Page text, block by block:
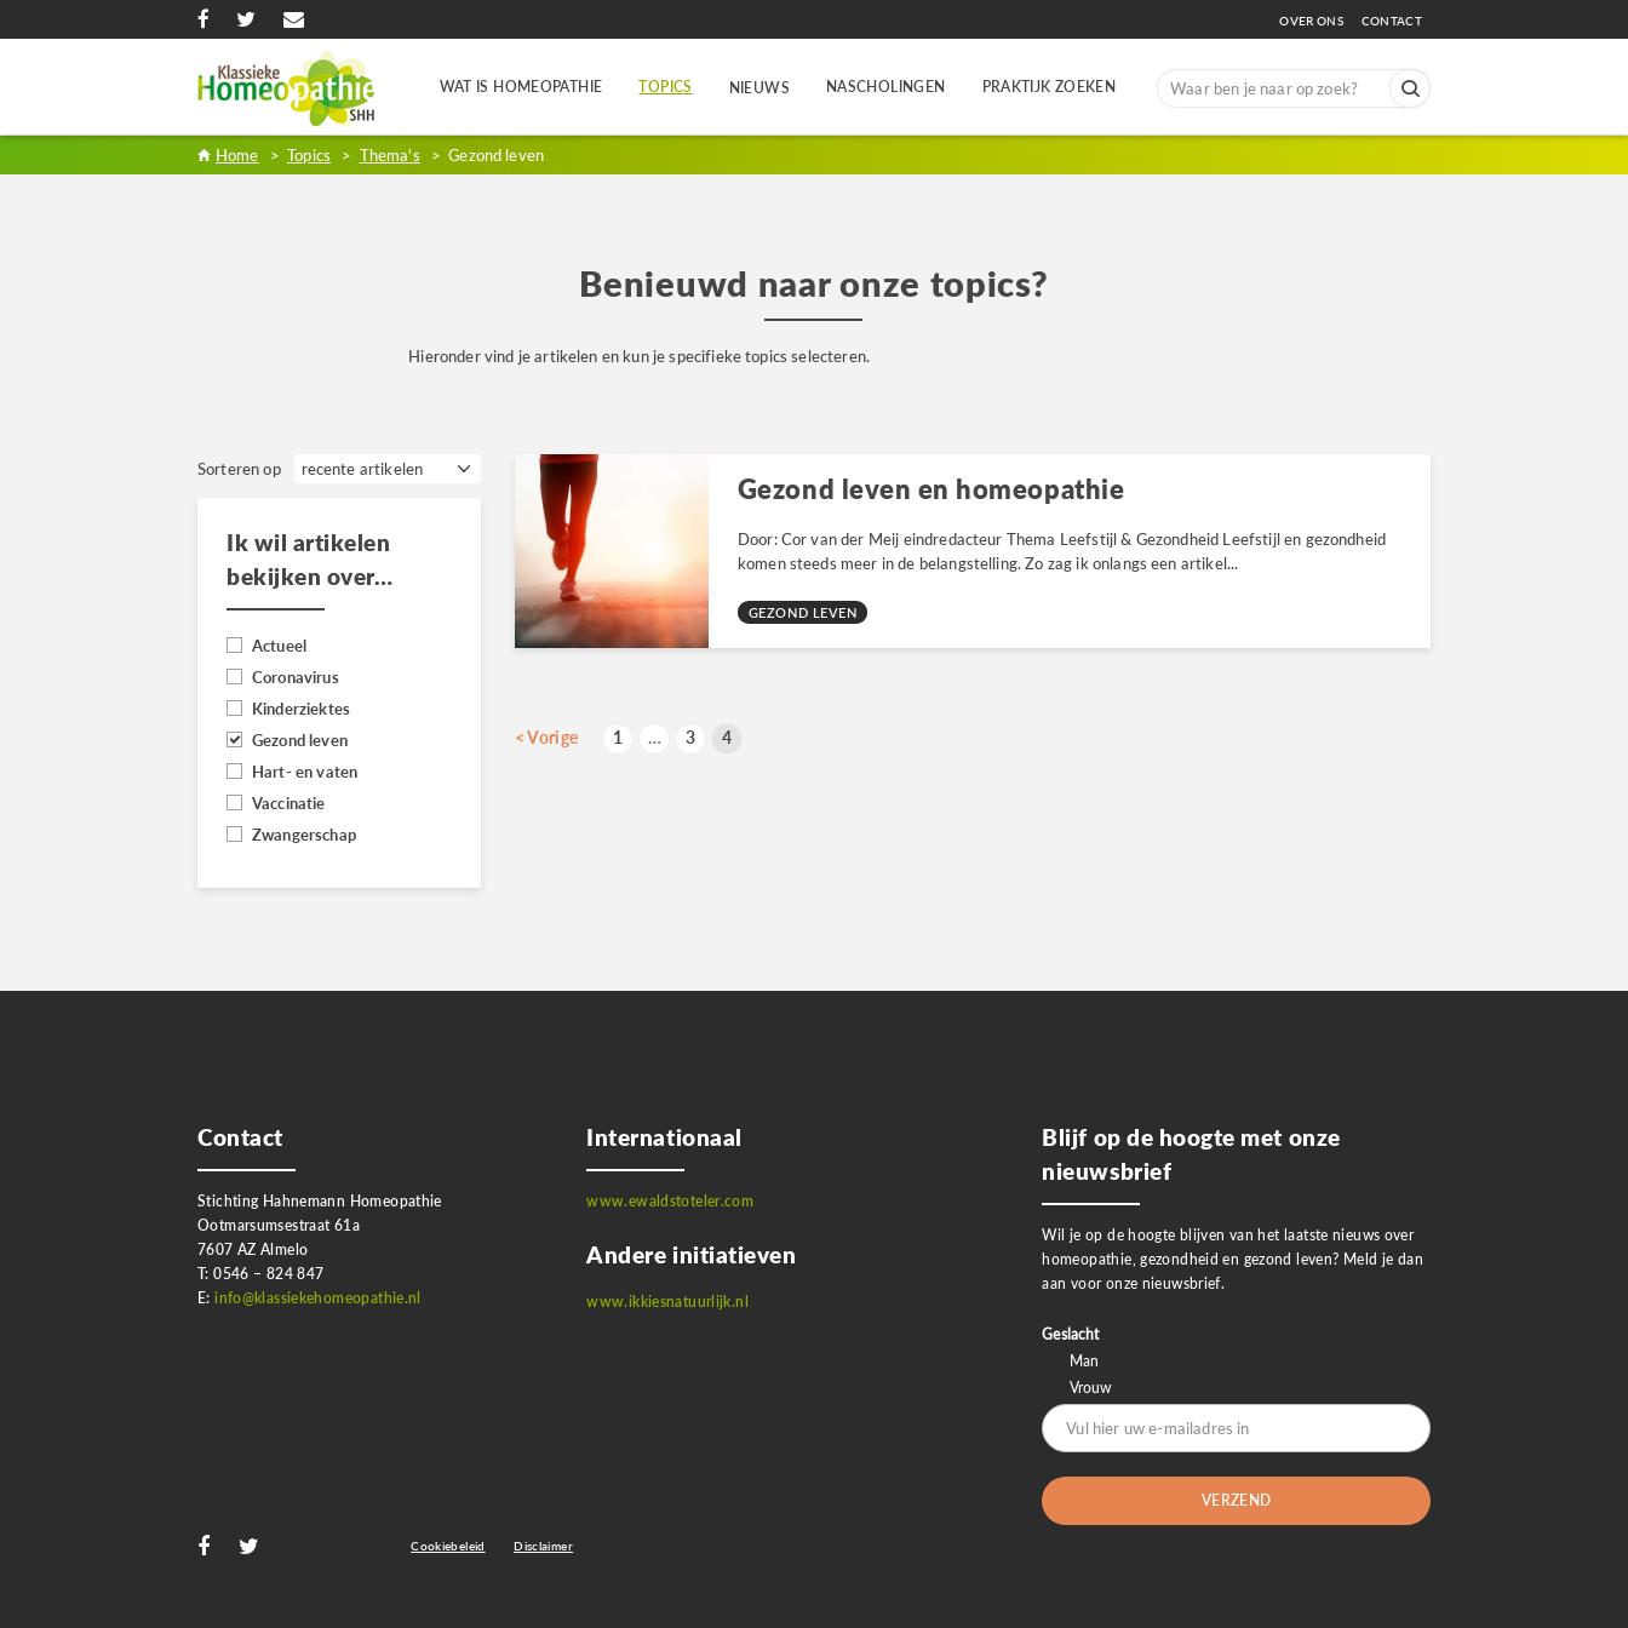
OVER ONS CONTACT
WAT IS HOMEOPATHIE TOPICS NIEUWS NASCHOLINGEN PRAKTIJK ZOEKEN
Search
Home > Topics > Thema's > Gezond leven
Benieuwd naar onze topics?
Hieronder vind je artikelen en kun je specifieke topics selecteren.
Sorteren op
Ik wil artikelen
bekijken over…
Actueel
Coronavirus
Kinderziektes
Gezond leven
Hart- en vaten
Vaccinatie
Zwangerschap
Gezond leven en homeopathie
Door: Cor van der Meij eindredacteur Thema Leefstijl & Gezondheid Leefstijl en gezondheid
komen steeds meer in de belangstelling. Zo zag ik onlangs een artikel...
GEZOND LEVEN
Berichten
<Vorige 1 … 3 4
Contact
Stichting Hahnemann Homeopathie
Ootmarsumsestraat 61a
7607 AZ Almelo
T: 0546 – 824 847
E:info@klassiekehomeopathie.nl
Internationaal
www.ewaldstoteler.com
Andere initiatieven
www.ikkiesnatuurlijk.nl
Cookiebeleid Disclaimer
Blijf op de hoogte met onze
nieuwsbrief
Wil je op de hoogte blijven van het laatste nieuws over
homeopathie, gezondheid en gezond leven? Meld je dan
aan voor onze nieuwsbrief.
Geslacht
Man
Vrouw